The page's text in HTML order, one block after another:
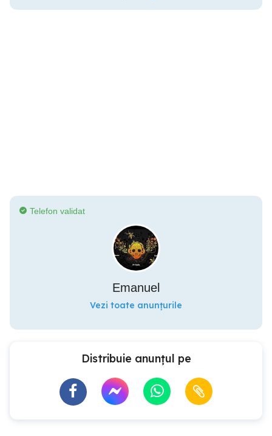
Telefon validat
Emanuel
Vezi toate anunțurile
Distribuie anunțul pe